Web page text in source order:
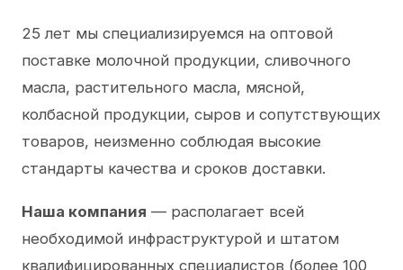
25 лет мы специализируемся на оптовой
поставке молочной продукции, сливочного
масла, растительного масла, мясной,
колбасной продукции, сыров и сопутствующих
товаров, неизменно соблюдая высокие
стандарты качества и сроков доставки.
Наша компания — располагает всей
необходимой инфраструктурой и штатом
квалифицированных специалистов (более 100